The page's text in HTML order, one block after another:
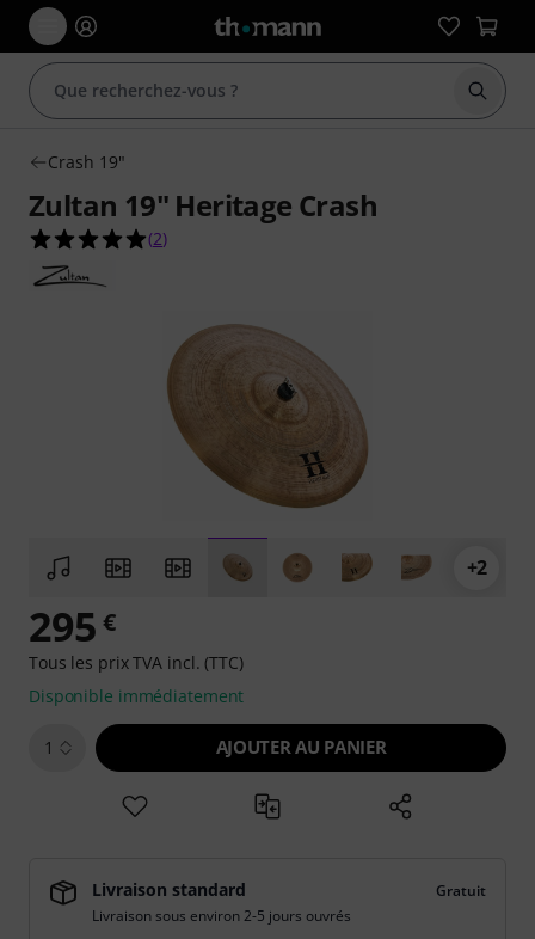
Crash 19"
Zultan 19" Heritage Crash
5.0 étoiles sur 5 d'après 2 évaluations clients
(2)
+2
295 €
Tous les prix TVA incl. (TTC)
Disponible immédiatement
1 AJOUTER AU PANIER
Livraison standard
Gratuit
Livraison sous environ 2-5 jours ouvrés